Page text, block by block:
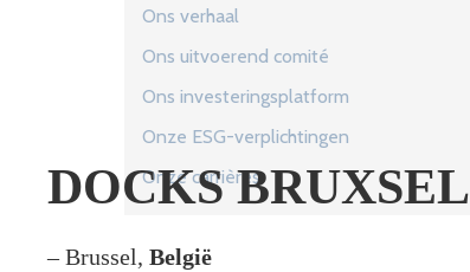
Ons verhaal
Ons uitvoerend comité
Ons investeringsplatform
Onze ESG-verplichtingen
Onze carrières
DOCKS BRUXSEL
– Brussel,België